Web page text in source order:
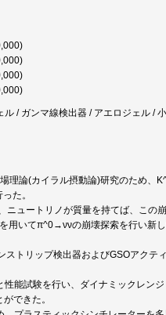
/ ガンマ線検出器 / アエロジェル /
理論(カイラル摂動論)研究のため、
た。
ニュートリノが質量を持てば、こ
用いてπ^0→ννの崩壊探索を行い新し
トリップ検出器およびGSOアクテ
能試験を行い、ダイナミックレン
できた。